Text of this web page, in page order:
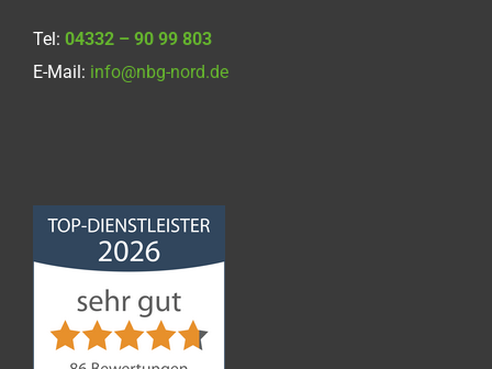
Tel: 04332 – 90 99 803
E-Mail: info@nbg-nord.de
Norddeutsche
Bauabdichtungsgesellschaft
mbH
von 5
86Bewertungen